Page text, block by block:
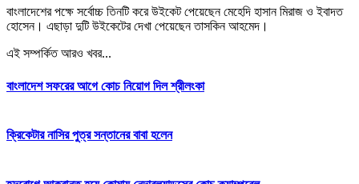
বাংলাদেশের পক্ষে সর্বোচ্চ তিনটি করে উইকেট পেয়েছেন মেহেদি হাসান মিরাজ ও ইবাদত
হোসেন। এছাড়া দুটি উইকেটের দেখা পেয়েছেন তাসকিন আহমেদ।
এই সম্পর্কিত আরও খবর...
বাংলাদেশ সফরের আগে কোচ নিয়োগ দিল শ্রীলংকা
ক্রিকেটার নাসির পুত্র সন্তানের বাবা হলেন